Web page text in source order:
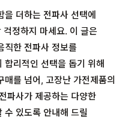
을 더하는 전파사 선택에
정하지 마세요. 이 글은
직한 전파사 정보를
합리적인 선택을 돕기 위해
를 넘어, 고장난 가전제품의
파사가 제공하는 다양한
수 있도록 안내해 드릴